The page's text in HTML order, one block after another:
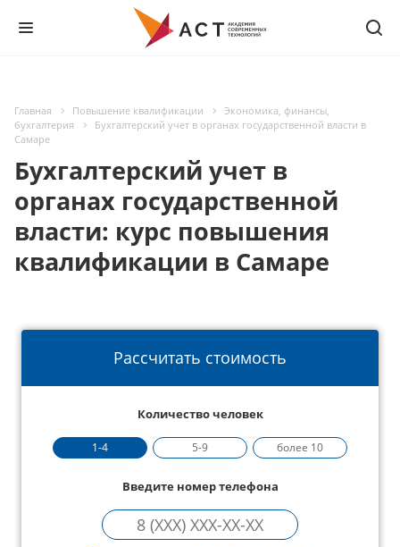
Главная Повышение квалификации
Экономика, финансы,
бухгалтерия
Бухгалтерский учет в органах государственной власти в
Самаре
Бухгалтерский учет в
органах государственной
власти: курс повышения
квалификации в Самаре
Рассчитать стоимость
Количество человек
1-4 5-9 более 10
Введите номер телефона